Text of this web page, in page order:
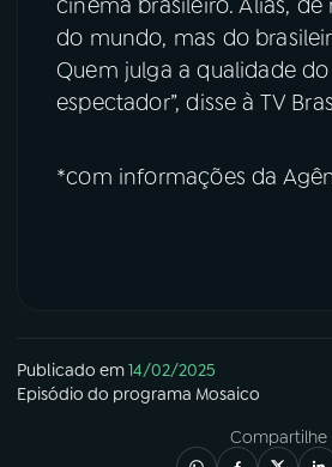
do mundo, mas do
Quem julga a qualidade
espectador”, disse à TV
*com informações da
Publicado em14/02/2025
Episódio do programa Mosaico
Compartilhe